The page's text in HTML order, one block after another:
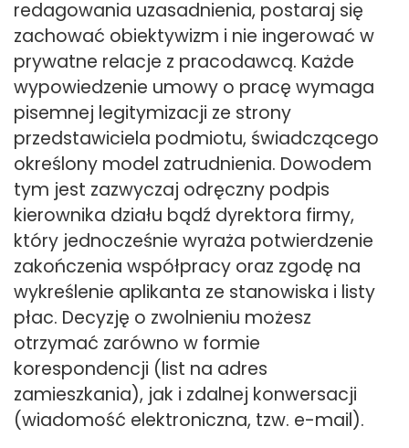
redagowania uzasadnienia, postaraj się
zachować obiektywizm i nie ingerować w
prywatne relacje z pracodawcą. Każde
wypowiedzenie umowy o pracę wymaga
pisemnej legitymizacji ze strony
przedstawiciela podmiotu, świadczącego
określony model zatrudnienia. Dowodem
tym jest zazwyczaj odręczny podpis
kierownika działu bądź dyrektora firmy,
który jednocześnie wyraża potwierdzenie
zakończenia współpracy oraz zgodę na
wykreślenie aplikanta ze stanowiska i listy
płac. Decyzję o zwolnieniu możesz
otrzymać zarówno w formie
korespondencji (list na adres
zamieszkania), jak i zdalnej konwersacji
(wiadomość elektroniczna, tzw. e-mail).